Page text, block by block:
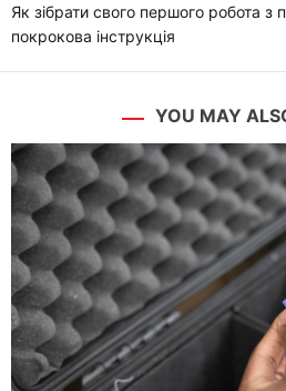
Як зібрати свого першого робота з
покрокова інструкція
YOU MAY